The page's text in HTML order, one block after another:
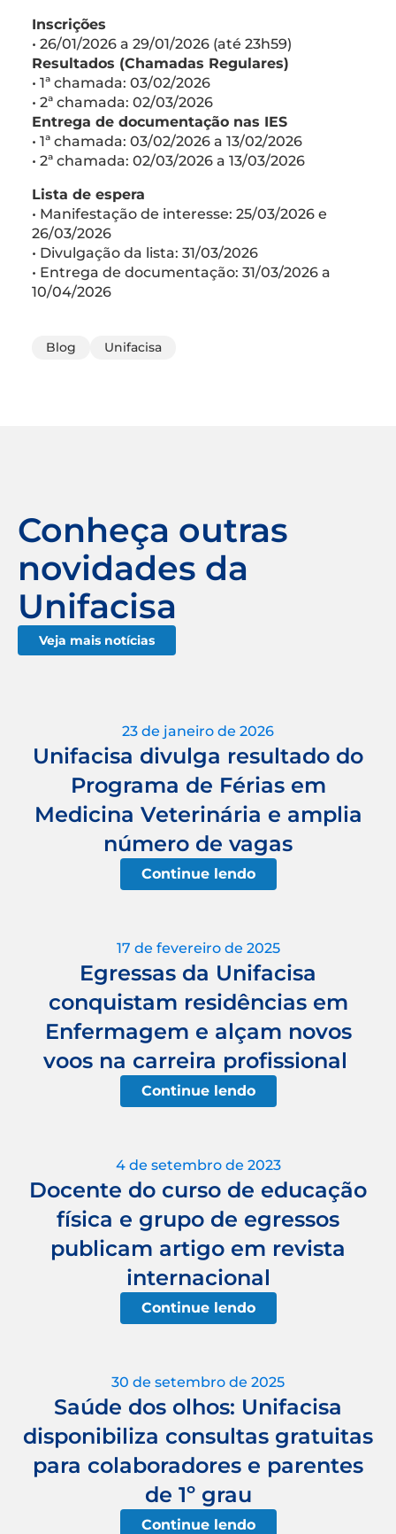
Inscrições
• 26/01/2026 a 29/01/2026 (até 23h59)
Resultados (Chamadas Regulares)
• 1ª chamada: 03/02/2026
• 2ª chamada: 02/03/2026
Entrega de documentação nas IES
• 1ª chamada: 03/02/2026 a 13/02/2026
• 2ª chamada: 02/03/2026 a 13/03/2026
Lista de espera
• Manifestação de interesse: 25/03/2026 e
26/03/2026
• Divulgação da lista: 31/03/2026
• Entrega de documentação: 31/03/2026 a
10/04/2026
Blog Unifacisa
Conheça outras
novidades da
Unifacisa
Veja mais notícias
23 de janeiro de 2026
Unifacisa divulga resultado do
Programa de Férias em
Medicina Veterinária e amplia
número de vagas
Continue lendo
17 de fevereiro de 2025
Egressas da Unifacisa
conquistam residências em
Enfermagem e alçam novos
voos na carreira profissional
Continue lendo
4 de setembro de 2023
Docente do curso de educação
física e grupo de egressos
publicam artigo em revista
internacional
Continue lendo
30 de setembro de 2025
Saúde dos olhos: Unifacisa
disponibiliza consultas gratuitas
para colaboradores e parentes
de 1º grau
Continue lendo